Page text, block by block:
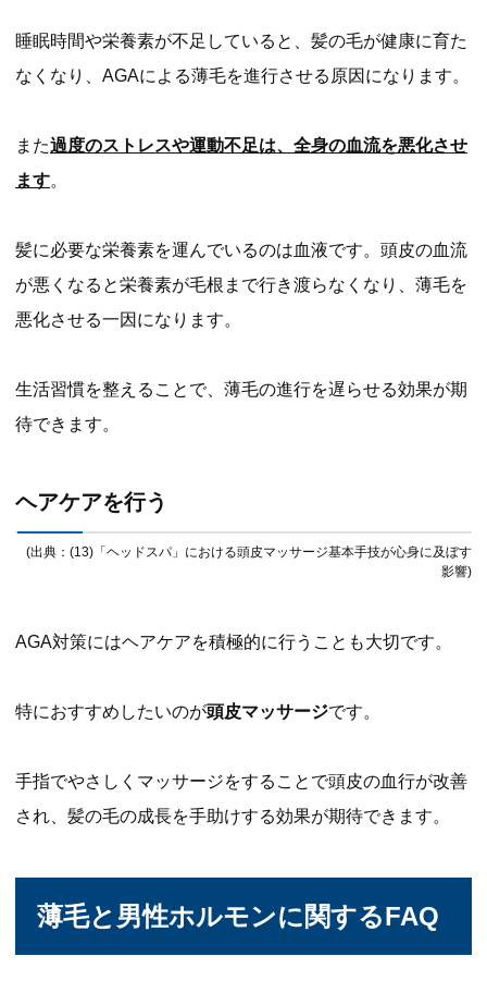
睡眠時間や栄養素が不足していると、髪の毛が健康に育た
なくなり、AGAによる薄毛を進行させる原因になります。
また過度のストレスや運動不足は、全身の血流を悪化させ
ます。
髪に必要な栄養素を運んでいるのは血液です。頭皮の血流
が悪くなると栄養素が毛根まで行き渡らなくなり、薄毛を
悪化させる一因になります。
生活習慣を整えることで、薄毛の進行を遅らせる効果が期
待できます。
ヘアケアを行う
(出典：(13)「ヘッドスパ」における頭皮マッサージ基本手技が心身に及ぼす
影響)
AGA対策にはヘアケアを積極的に行うことも大切です。
特におすすめしたいのが頭皮マッサージです。
手指でやさしくマッサージをすることで頭皮の血行が改善
され、髪の毛の成長を手助けする効果が期待できます。
薄毛と男性ホルモンに関するFAQ